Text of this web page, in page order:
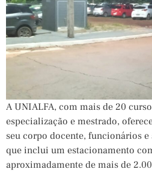
A UNIALFA, com mais de 20
especialização e mestrado,
seu corpo docente, funcionários e
que inclui um estacionamento
aproximadamente de mais de